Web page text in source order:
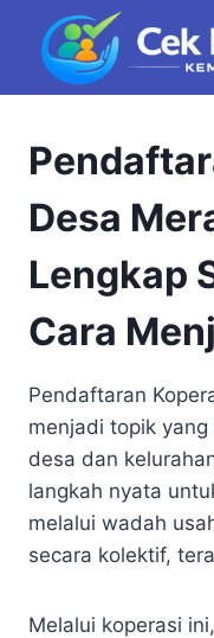
content
Desa
Lengkap
Cara
Pendaftaran
menjadi topik
desa dan
langkah nyata
melalui wadah
secara kolektif,
Melalui koperasi